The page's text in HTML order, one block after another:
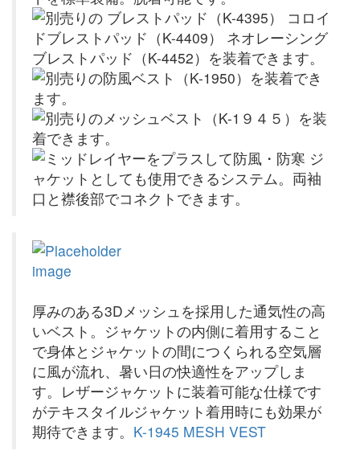
厚みのある3Dメッシュを採用した通気性の高
いベスト。ジャケットの内側に着用すること
で身体とジャケットの間につくられる空気層
に風が流れ、暑い日の快適性をアップしま
す。レザージャケットに装着可能な仕様です
がテキスタイルジャケット着用時にも効果が
期待できます。 K-1945 MESH VEST